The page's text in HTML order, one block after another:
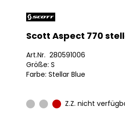
Scott Aspect 770
Art.Nr. 280591006
Größe: S
Farbe: Stellar Blue
Z.Z. nicht